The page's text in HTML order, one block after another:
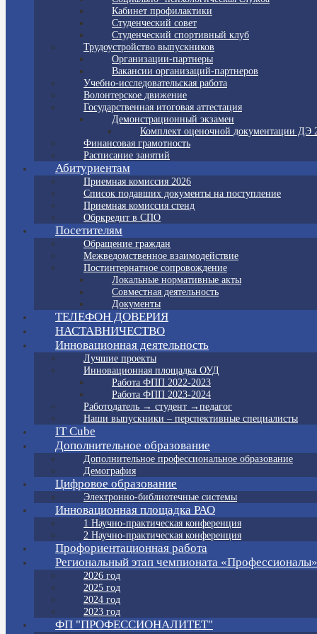
Кабинет профилактики
Студенческий совет
Студенческий спортивный клуб
Трудоустройство выпускников
Организации-партнеры
Вакансии организаций-партнеров
Учебно-исследовательская работа
Волонтерское движение
Государственная итоговая аттестация
Демонстрационный экзамен
Комплект оценочной документации ДЭ
Финансовая грамотность
Расписание занятий
Абитуриентам
Приемная комиссия 2026
Список подавших документы на поступление
Приемная комиссия стенд
Обркредит в СПО
Посетителям
Обращение граждан
Межведомственное взаимодействие
Постинтернатное сопровождение
Локальные нормативные акты
Совместная деятельность
Документы
ТЕЛЕФОН ДОВЕРИЯ
НАСТАВНИЧЕСТВО
Инновационная деятельность
Лучшие проекты
Инновационная площадка ОУД
Работа ФПП 2022-2023
Работа ФПП 2023-2024
Работодатель → студент →педагог
Наши выпускники – перспективные специалисты
IT Cube
Дополнительное образование
Дополнительное профессиональное образование
Демография
Цифровое образование
Электронно-библиотечные системы
Инновационная площадка РАО
1 Научно-практическая конференция
2 Научно-практическая конференция
Профориентационная работа
Региональный этап чемпионата «Профессионалы»
2026 год
2025 год
2024 год
2023 год
ФП "ПРОФЕССИОНАЛИТЕТ"